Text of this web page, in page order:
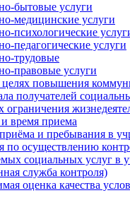
бытовые услуги
медицинские услуги
психологические
педагогические услуги
трудовые
правовые услуги
целях повышения
получателей
время приема
и пребывания в
по осуществлению
социальных услуг в
служба контроля)
оценка качества